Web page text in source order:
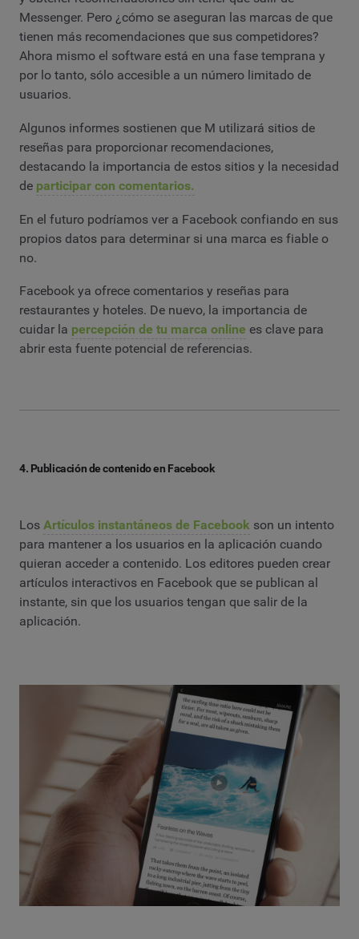
Messenger. Pero ¿cómo se aseguran las marcas de que
tienen más recomendaciones que sus competidores?
Ahora mismo el software está en una fase temprana y
por lo tanto, sólo accesible a un número limitado de
usuarios.
Algunos informes sostienen que M utilizará sitios de
reseñas para proporcionar recomendaciones,
destacando la importancia de estos sitios y la necesidad
de participar con comentarios.
En el futuro podríamos ver a Facebook confiando en sus
propios datos para determinar si una marca es fiable o
no.
Facebook ya ofrece comentarios y reseñas para
restaurantes y hoteles. De nuevo, la importancia de
cuidar la percepción de tu marca online es clave para
abrir esta fuente potencial de referencias.
4. Publicación de contenido en Facebook
Los Artículos instantáneos de Facebook son un intento
para mantener a los usuarios en la aplicación cuando
quieran acceder a contenido. Los editores pueden crear
artículos interactivos en Facebook que se publican al
instante, sin que los usuarios tengan que salir de la
aplicación.